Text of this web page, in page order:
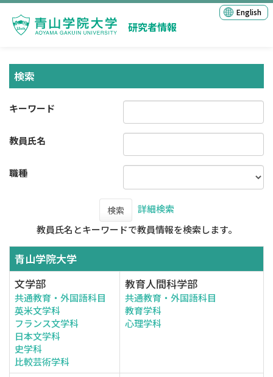
研究者情報
English
検索
キーワード
教員氏名
職種
検索
詳細検索
教員氏名とキーワードで教員情報を検索します。
青山学院大学
文学部
共通教育・外国語科目
英米文学科
フランス文学科
日本文学科
史学科
比較芸術学科
教育人間科学部
共通教育・外国語科目
教育学科
心理学科